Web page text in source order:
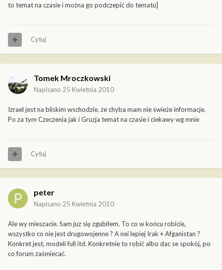
to temat na czasie i można go podczepić do tematu]
Cytuj
Tomek Mroczkowski
Napisano 25 Kwietnia 2010
Izrael jest na bliskim wschodzie, że chyba mam nie świeże informacje.
Po za tym Czeczenia jak i Gruzja temat na czasie i ciekawy wg mnie
Cytuj
peter
Napisano 25 Kwietnia 2010
Ale wy mieszacie. Sam juz się zgubiłem. To co w końcu robicie,
wszystko co nie jest drugowojenne ? A nei lepiej Irak + Afganistan ?
Konkret jest, modeli full itd. Konkretnie to robić albo dac se spokój, po
co forum zaśmiecać.